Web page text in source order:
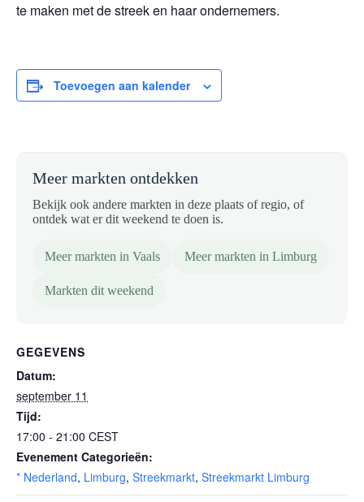
te maken met de streek en haar ondernemers.
Toevoegen aan kalender
Meer markten ontdekken
Bekijk ook andere markten in deze plaats of regio, of
ontdek wat er dit weekend te doen is.
Meer markten in Vaals Meer markten in Limburg
Markten dit weekend
GEGEVENS
Datum:
september 11
Tijd:
17:00 - 21:00 CEST
Evenement Categorieën:
* Nederland, Limburg, Streekmarkt, Streekmarkt Limburg